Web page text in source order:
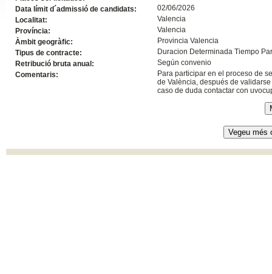
Slide24
Data límit d´admissió de candidats:
02/06/2026
Localitat:
Valencia
Província:
Valencia
Àmbit geogràfic:
Provincia Valencia
Tipus de contracte:
Duracion Determinada Tiempo
Retribució bruta anual:
Según convenio
Comentaris:
Para participar en el proceso de
de València, después de
caso de duda contactar con